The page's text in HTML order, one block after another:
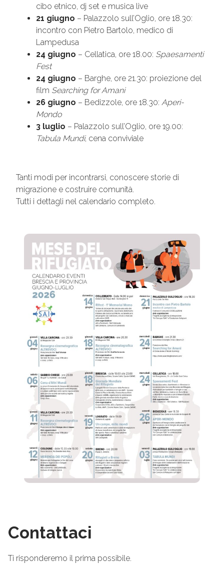
cibo etnico, dj set e musica live
21 giugno – Palazzolo sull’Oglio, ore 18.30:
incontro con Pietro Bartolo, medico di
Lampedusa
24 giugno – Cellatica, ore 18.00: Spaesamenti
Fest
24 giugno – Barghe, ore 21.30: proiezione del
film Searching for Amani
26 giugno – Bedizzole, ore 18.30: Aperi-
Mondo
3 luglio – Palazzolo sull’Oglio, ore 19.00:
Tabula Mundi, cena conviviale
Tanti modi per incontrarsi, conoscere storie di
migrazione e costruire comunità.
Tutti i dettagli nel calendario completo.
Contattaci
Ti risponderemo il prima possibile.